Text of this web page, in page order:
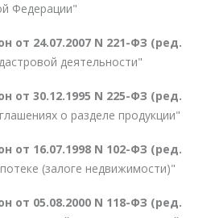
Федерации"
от 24.07.2007 N 221-ФЗ (ред.
деятельности"
от 30.12.1995 N 225-ФЗ (ред.
о разделе продукции"
от 16.07.1998 N 102-ФЗ (ред.
(залоге недвижимости)"
от 05.08.2000 N 118-ФЗ (ред.